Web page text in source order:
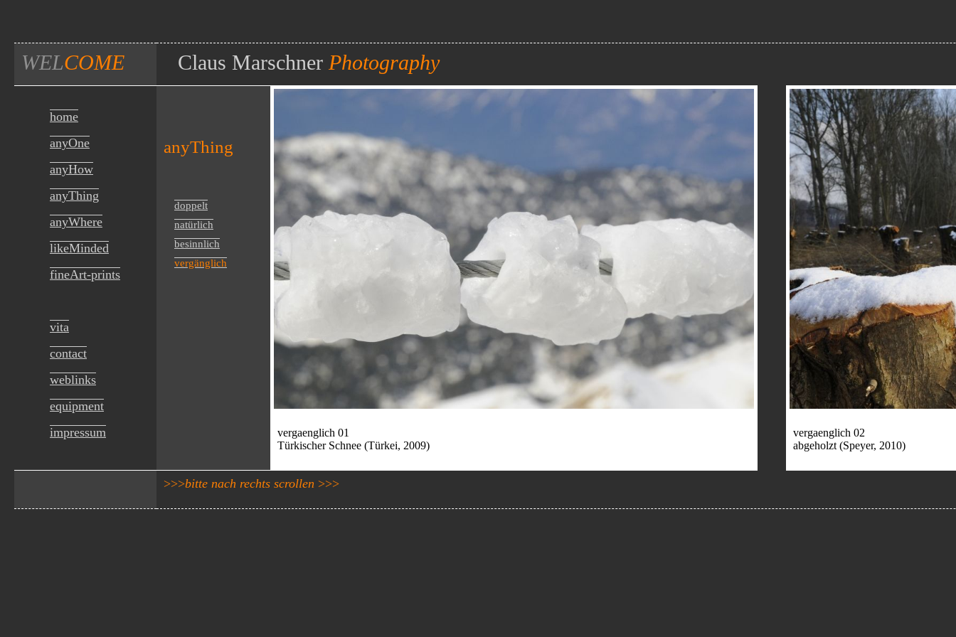
WELCOME Claus Marschner Photography
home
anyOne
anyHow
anyThing
anyWhere
likeMinded
fineArt-prints
vita
contact
weblinks
equipment
impressum
anyThing
doppelt
natürlich
besinnlich
vergänglich
vergaenglich 01
Türkischer Schnee (Türkei, 2009)
vergaenglich 02
abgeholzt (Speyer, 2010)
>>>bitte nach rechts scrollen >>>